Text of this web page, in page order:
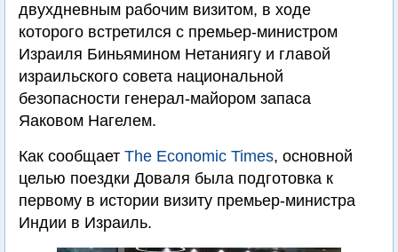
двухдневным рабочим визитом, в ходе
которого встретился с премьер-министром
Израиля Биньямином Нетаниягу и главой
израильского совета национальной
безопасности генерал-майором запаса
Яаковом Нагелем.
Как сообщает The Economic Times, основной
целью поездки Доваля была подготовка к
первому в истории визиту премьер-министра
Индии в Израиль.